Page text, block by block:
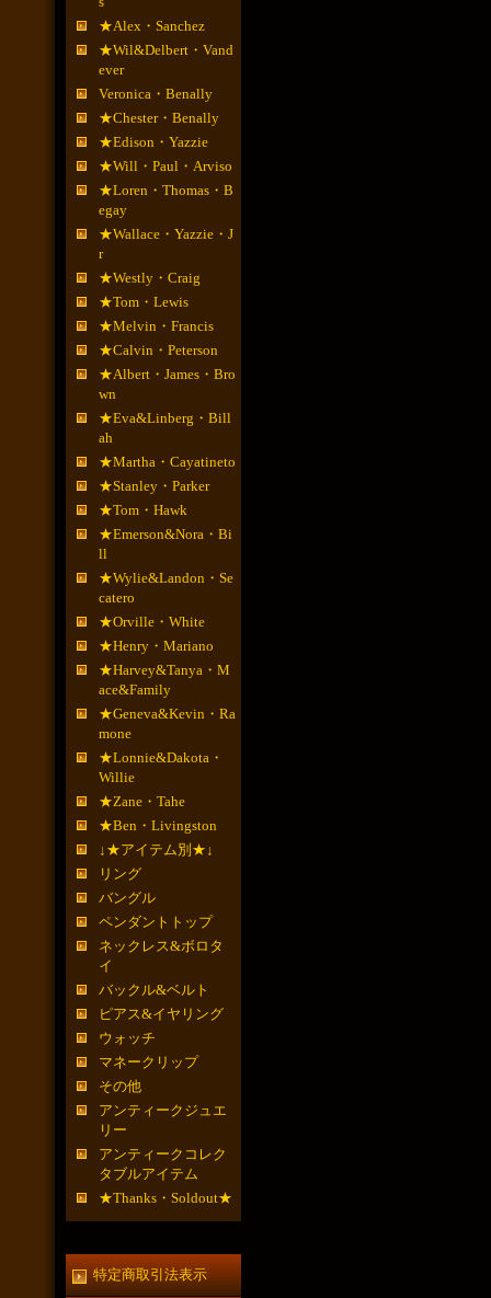
★Alex・Sanchez
★Wil&Delbert・Vand
ever
Veronica・Benally
★Chester・Benally
★Edison・Yazzie
★Will・Paul・Arviso
★Loren・Thomas・B
egay
★Wallace・Yazzie・J
r
★Westly・Craig
★Tom・Lewis
★Melvin・Francis
★Calvin・Peterson
★Albert・James・Bro
wn
★Eva&Linberg・Bill
ah
★Martha・Cayatineto
★Stanley・Parker
★Tom・Hawk
★Emerson&Nora・Bi
ll
★Wylie&Landon・Se
catero
★Orville・White
★Henry・Mariano
★Harvey&Tanya・M
ace&Family
★Geneva&Kevin・Ra
mone
★Lonnie&Dakota・
Willie
★Zane・Tahe
★Ben・Livingston
↓★アイテム別★↓
リング
バングル
ペンダントトップ
ネックレス&ボロタ
イ
バックル&ベルト
ピアス&イヤリング
ウォッチ
マネークリップ
その他
アンティークジュエ
リー
アンティークコレク
タブルアイテム
★Thanks・Soldout★
特定商取引法表示